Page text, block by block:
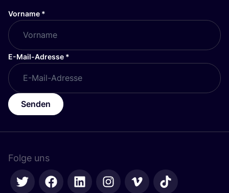
Vorname *
E-Mail-Adresse *
Senden
Folge uns